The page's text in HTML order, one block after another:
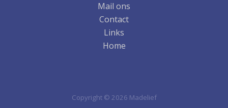
Mail ons
Contact
Links
Home
Copyright © 2026 Madelief